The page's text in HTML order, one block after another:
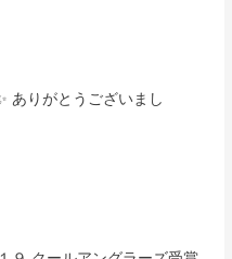
ありがとうございまし